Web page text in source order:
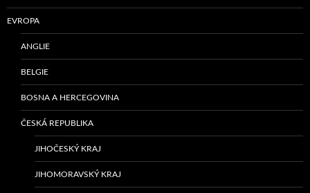
EVROPA
ANGLIE
BELGIE
BOSNA A HERCEGOVINA
ČESKÁ REPUBLIKA
JIHOČESKÝ KRAJ
JIHOMORAVSKÝ KRAJ